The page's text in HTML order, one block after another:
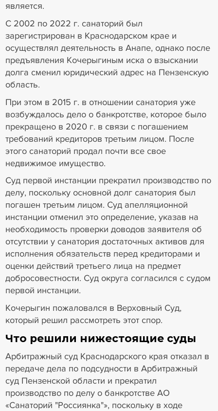
является.
С 2002 по 2022 г. санаторий был
зарегистрирован в Краснодарском крае и
осуществлял деятельность в Анапе, однако после
предъявления Кочерыгиным иска о взыскании
долга сменил юридический адрес на Пензенскую
область.
При этом в 2015 г. в отношении санатория уже
возбуждалось дело о банкротстве, которое было
прекращено в 2020 г. в связи с погашением
требований кредиторов третьим лицом. После
этого санаторий продал почти все свое
недвижимое имущество.
Суд первой инстанции прекратил производство по
делу, поскольку основной долг санатория был
погашен третьим лицом. Суд апелляционной
инстанции отменил это определение, указав на
необходимость проверки доводов заявителя об
отсутствии у санатория достаточных активов для
исполнения обязательств перед кредиторами и
оценки действий третьего лица на предмет
добросовестности. Суд округа согласился с судом
первой инстанции.
Кочерыгин пожаловался в Верховный Суд,
который решил рассмотреть этот спор.
Что решили нижестоящие суды
Арбитражный суд Краснодарского края отказал в
передаче дела по подсудности в Арбитражный
суд Пензенской области и прекратил
производство по делу о банкротстве АО
«Санаторий "Россиянка"», поскольку в ходе